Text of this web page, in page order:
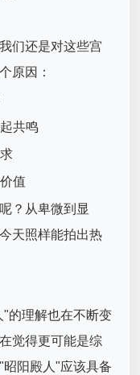
们还是对这些宫
原因：
共鸣
值
？从卑微到显
天照样能拍出热
的理解也在不断变
觉得更可能是综
阳殿人"应该具备